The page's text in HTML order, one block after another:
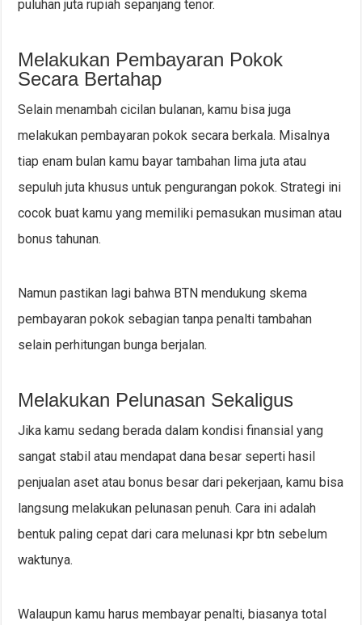
puluhan juta rupiah sepanjang tenor.
Melakukan Pembayaran Pokok
Secara Bertahap
Selain menambah cicilan bulanan, kamu bisa juga
melakukan pembayaran pokok secara berkala. Misalnya
tiap enam bulan kamu bayar tambahan lima juta atau
sepuluh juta khusus untuk pengurangan pokok. Strategi ini
cocok buat kamu yang memiliki pemasukan musiman atau
bonus tahunan.
Namun pastikan lagi bahwa BTN mendukung skema
pembayaran pokok sebagian tanpa penalti tambahan
selain perhitungan bunga berjalan.
Melakukan Pelunasan Sekaligus
Jika kamu sedang berada dalam kondisi finansial yang
sangat stabil atau mendapat dana besar seperti hasil
penjualan aset atau bonus besar dari pekerjaan, kamu bisa
langsung melakukan pelunasan penuh. Cara ini adalah
bentuk paling cepat dari cara melunasi kpr btn sebelum
waktunya.
Walaupun kamu harus membayar penalti, biasanya total